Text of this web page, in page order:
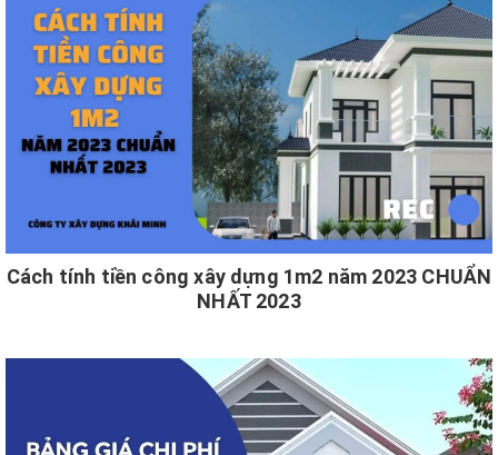
Cách tính tiền công xây dựng 1m2 năm 2023 CHUẨN
NHẤT 2023